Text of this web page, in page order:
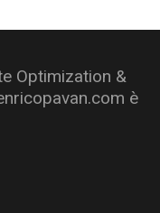
Optimization &
è